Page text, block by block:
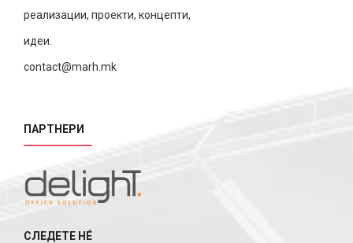
реализации, проекти, концепти,
идеи.
contact@marh.mk
ПАРТНЕРИ
СЛЕДЕТЕ НÉ